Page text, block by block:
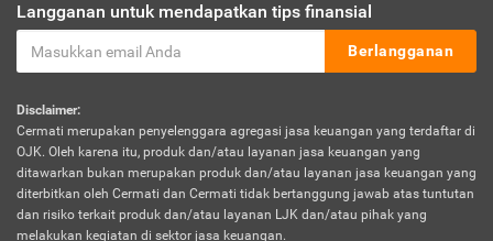
Langganan untuk mendapatkan tips finansial
Berlangganan
Disclaimer:
Cermati merupakan penyelenggara agregasi jasa keuangan yang terdaftar di
OJK. Oleh karena itu, produk dan/atau layanan jasa keuangan yang
ditawarkan bukan merupakan produk dan/atau layanan jasa keuangan yang
diterbitkan oleh Cermati dan Cermati tidak bertanggung jawab atas tuntutan
dan risiko terkait produk dan/atau layanan LJK dan/atau pihak yang
melakukan kegiatan di sektor jasa keuangan.